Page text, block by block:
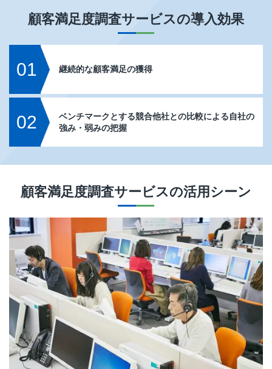
顧客満足度調査サービスの導入効果
01 継続的な顧客満足の獲得
02
ベンチマークとする競合他社との比較による自社の
強み・弱みの把握
顧客満足度調査サービスの活用シーン